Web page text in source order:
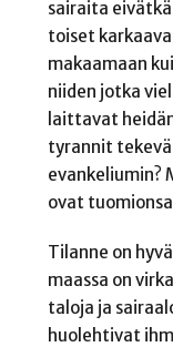
sairaita
toiset
makaamaan
niiden jotka
laittavat
tyrannit
evankeliumin?
ovat
Tilanne on
maassa on
taloja ja
huolehtivat